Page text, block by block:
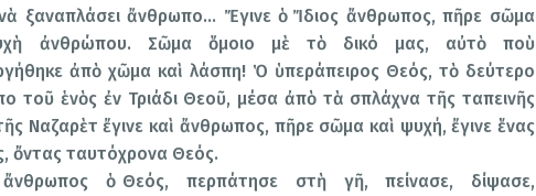
ξαναπλάσει ἄνθρωπο… Ἔγινε ὁ Ἴδιος ἄνθρωπος, πῆρε σῶμα
ἀνθρώπου. Σῶμα ὅμοιο μὲ τὸ δικό μας, αὐτὸ ποὺ
ἀπὸ χῶμα καὶ λάσπη! Ὁ ὑπεράπειρος Θεός, τὸ δεύτερο
τοῦ ἑνὸς ἐν Τριάδι Θεοῦ, μέσα ἀπὸ τὰ σπλάχνα τῆς ταπεινῆς
Ναζαρὲτ ἔγινε καὶ ἄνθρωπος, πῆρε σῶμα καὶ ψυχή, ἔγινε ἕνας
ὄντας ταυτόχρονα Θεός.
ὁ Θεός, περπάτησε στὴ γῆ, πείνασε, δίψασε,